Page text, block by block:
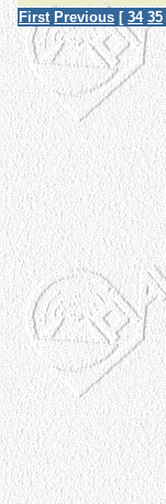
First Previous [ 34 35